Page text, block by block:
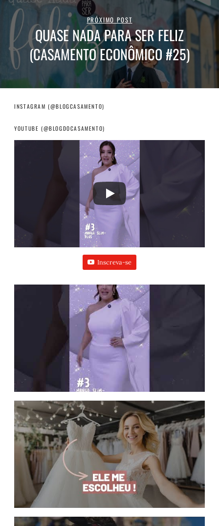
PRÓXIMO POST
QUASE NADA PARA SER FELIZ
(CASAMENTO ECONÔMICO #25)
INSTAGRAM (@BLOGCASAMENTO)
YOUTUBE (@BLOGDOCASAMENTO)
Inscreva-se